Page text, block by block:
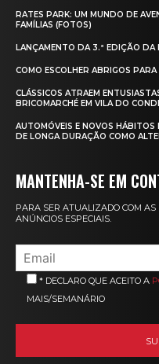
RATES PARK: UM MUNDO DE
FAMÍLIAS (FOTOS)
LANÇAMENTO DA 3.ª EDIÇÃO DA
COMO ESCOLHER ABRIGOS
CLÁSSICOS ATRAEM
BRICOMARCHÉ EM VILA DO
AUTOMÓVEIS E NOVOS
DE LONGA DURAÇÃO COMO
MANTENHA-SE EM
PARA SER ATUALIZADO COM
ANÚNCIOS ESPECIAIS.
* DECLARO QUE ACEITO A
MAIS/SEMANÁRIO